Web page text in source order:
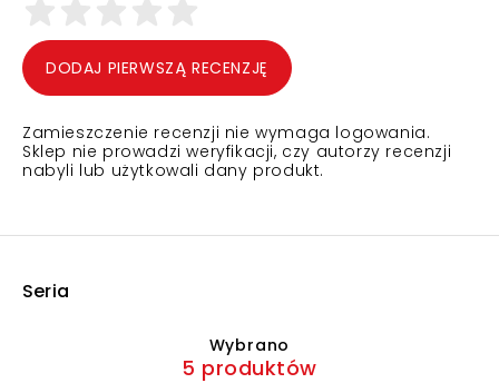
DODAJ PIERWSZĄ RECENZJĘ
Zamieszczenie recenzji nie wymaga logowania.
Sklep nie prowadzi weryfikacji, czy autorzy recenzji
nabyli lub użytkowali dany produkt.
Seria
Wybrano
5 produktów